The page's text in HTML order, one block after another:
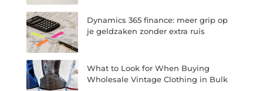
Dynamics 365 finance: meer grip op
je geldzaken zonder extra ruis
What to Look for When Buying
Wholesale Vintage Clothing in Bulk